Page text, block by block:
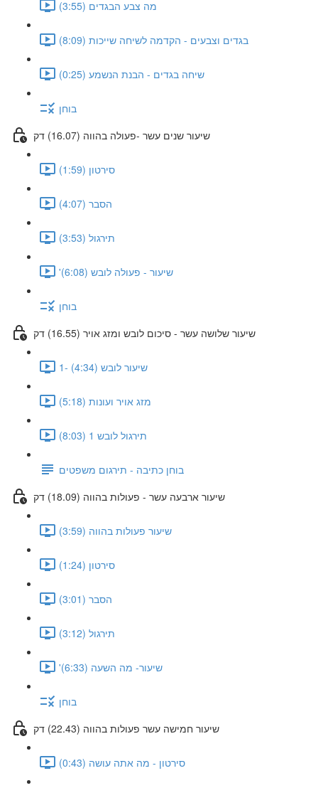
מה צבע הבגדים (3:55)
בגדים וצבעים - הקדמה לשיחה שייכות (8:09)
שיחה בגדים - הבנת הנשמע (0:25)
בוחן
שיעור שנים עשר -פעולה בהווה (16.07) דק
סירטון (1:59)
הסבר (4:07)
תירגול (3:53)
'שיעור - פעולה לובש (6:08)
בוחן
שיעור שלושה עשר - סיכום לובש ומזג אויר (16.55) דק
1- שיעור לובש (4:34)
מזג אויר ועונות (5:18)
תירגול לובש 1 (8:03)
בוחן כתיבה - תירגום משפטים
שיעור ארבעה עשר - פעולות בהווה (18.09) דק
שיעור פעולות בהווה (3:59)
סירטון (1:24)
הסבר (3:01)
תירגול (3:12)
'שיעור- מה השעה (6:33)
בוחן
שיעור חמישה עשר פעולות בהווה (22.43) דק
סירטון - מה אתה עושה (0:43)